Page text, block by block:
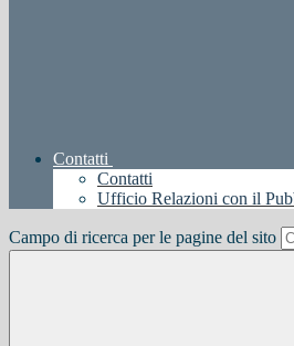
Contatti
Contatti
Ufficio Relazioni con il
Campo di ricerca per le pagine del sito